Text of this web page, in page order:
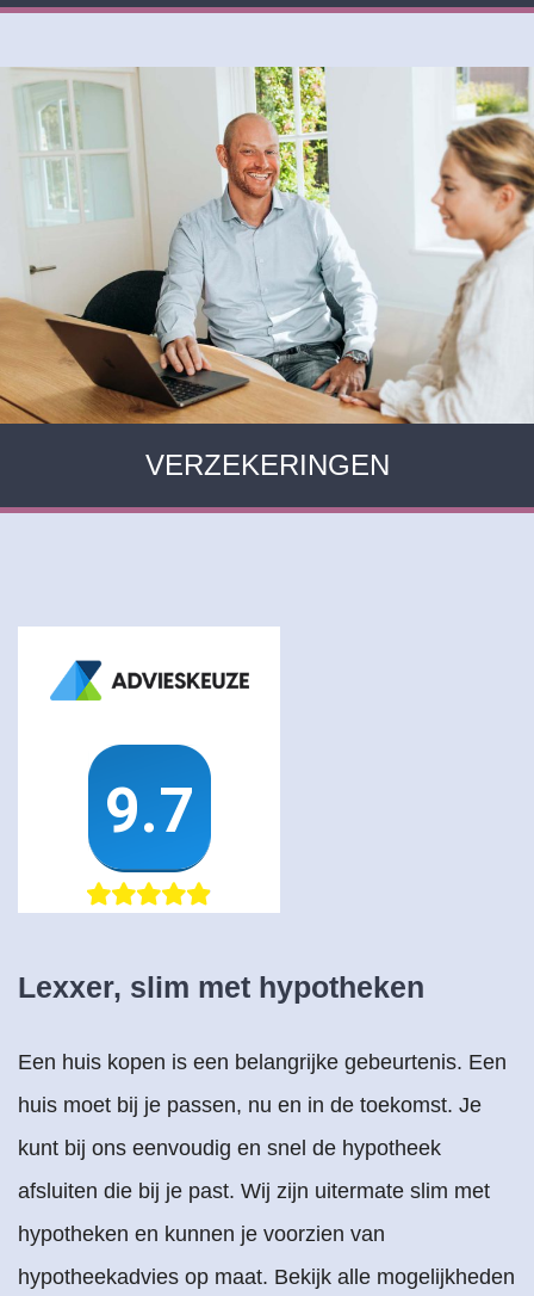
VERZEKERINGEN
Lexxer, slim met hypotheken
Een huis kopen is een belangrijke gebeurtenis. Een
huis moet bij je passen, nu en in de toekomst. Je
kunt bij ons eenvoudig en snel de hypotheek
afsluiten die bij je past. Wij zijn uitermate slim met
hypotheken en kunnen je voorzien van
hypotheekadvies op maat. Bekijk alle mogelijkheden